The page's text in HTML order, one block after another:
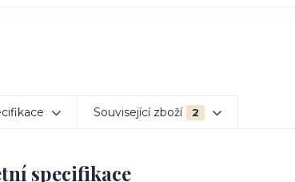
Související zboží 2
specifikace